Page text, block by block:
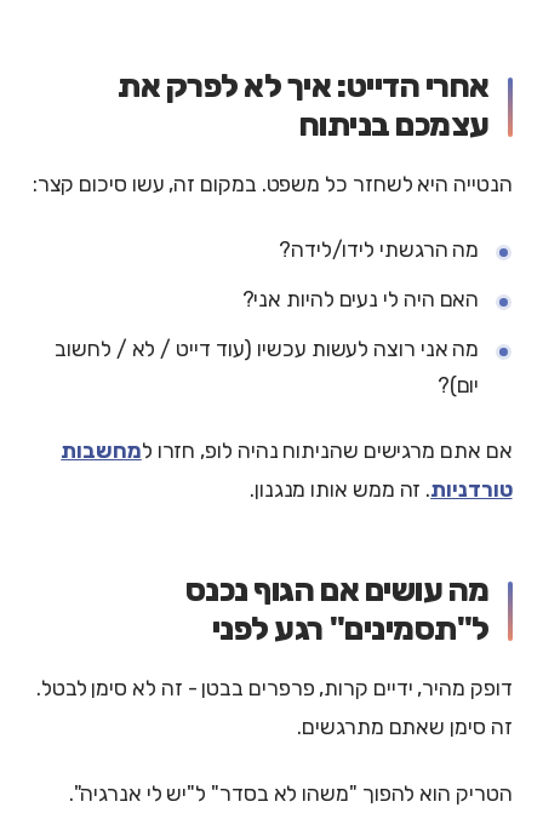
אחרי הדייט: איך לא לפרק את
עצמכם בניתוח
הנטייה היא לשחזר כל משפט. במקום זה, עשו סיכום קצר:
מה הרגשתי לידו/לידה?
האם היה לי נעים להיות אני?
מה אני רוצה לעשות עכשיו (עוד דייט / לא / לחשוב
יום)?
אם אתם מרגישים שהניתוח נהיה לופ, חזרו למחשבות
טורדניות. זה ממש אותו מנגנון.
מה עושים אם הגוף נכנס
ל"תסמינים" רגע לפני
דופק מהיר, ידיים קרות, פרפרים בבטן - זה לא סימן לבטל.
זה סימן שאתם מתרגשים.
הטריק הוא להפוך "משהו לא בסדר" ל"יש לי אנרגיה".